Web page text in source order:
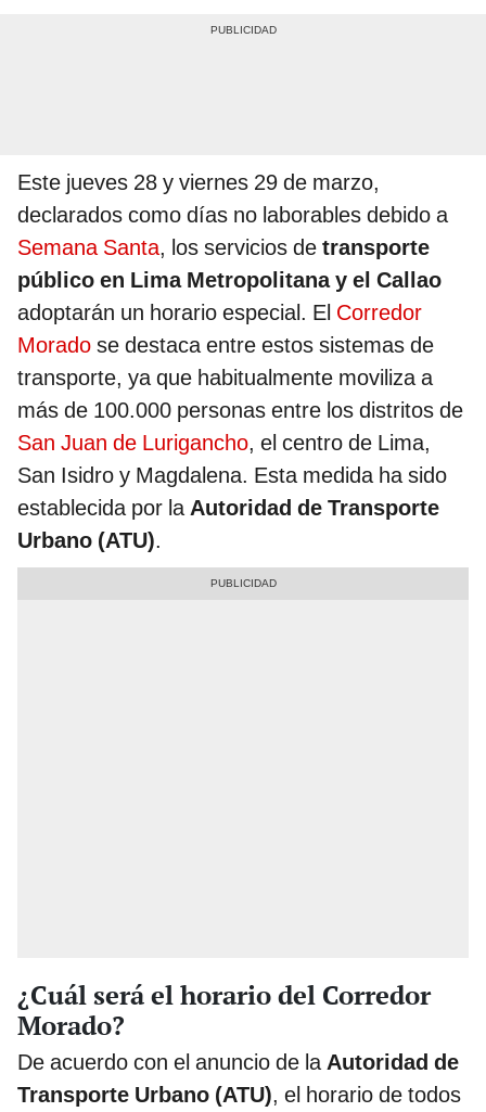
Este jueves 28 y viernes 29 de marzo,
declarados como días no laborables debido a
Semana Santa, los servicios de transporte
público en Lima Metropolitana y el Callao
adoptarán un horario especial. El Corredor
Morado se destaca entre estos sistemas de
transporte, ya que habitualmente moviliza a
más de 100.000 personas entre los distritos de
San Juan de Lurigancho, el centro de Lima,
San Isidro y Magdalena. Esta medida ha sido
establecida por laAutoridad de Transporte
Urbano (ATU).
¿Cuál será el horario del Corredor
Morado?
De acuerdo con el anuncio de laAutoridad de
Transporte Urbano (ATU), el horario de todos